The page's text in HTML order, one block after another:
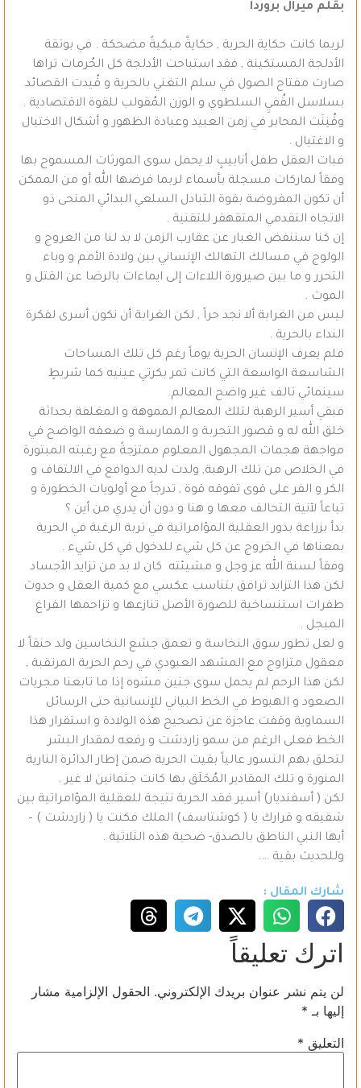
بقلم ميرآل بروردا
لربما كانت حكاية الحرية , حكايةً مبكيةً مضحكة . في بوتقة
الأدلجة المستكينة , فقد استباحت الأدلجة كل الحُرمات تراها
صارت مفتاح الصول في سلم التغني بالحرية و قُيدت القصائد
بسلاسل القُفيِ السلطوي و الوزن المُقولب للقوة الاقتصادية .
وقُنِنَت المحابر في زمن العبيد وعبادة الظهور و أشكال الاختيال
و الاغتيال .
فبات العقل طفل أنابيبٍ لا يحمل سوى المورثات المسموح بها
وفقاً لماركات مسجلة بأسماء لربما فرضها الله أو من الممكن
أن تكون المفروضة بقوة التبادل السلعي البدائي المنحى ذو
الاتجاه التقدمي المتقهقر للتقنية .
إن كنا سننفض الغبار عن عقارب الزمن لا بد لنا من العروج و
الولوج في مسالك التهالك الإنساني بين ولادة الأمم و وباء
التحرر و ما بين صيرورة اللاءات إلى ايماءات بالرضا عن القتل و
الموت .
ليس من الغرابة ألا نجد حراً , لكن الغرابة أن نكون أسرى لفكرة
النداء بالحرية .
فلم يعرف الإنسان الحرية يوماً رغم كل تلك المساحات
الشاسعة الواسعة التي كانت تمر بكرتي عينيه كما شريطٍ
سينمائي تالف غير واضح المعالم.
فبقي أسير الرهبة لتلك المعالم المموهة و المغلفة بحداثة
خلق الله له و قصور التجربة و الممارسة و ضعفه الواضح في
مواجهة هجمات المجهول المعلوم ممتزجةً مع رغبته المبتورة
في الخلاص من تلك الرهبة, ولدت لديه الدوافع في الالتفاف و
الكر و الفر على قوى تفوقه قوة , تدرجاً مع أولويات الخطورة و
تباعاً لآنية التحالف معها و هنا و دون أن يدري من أين ؟
بدأ بزراعة بذور العقلية المؤامراتية في تربة الرغبة في الحرية
بمعناها في الخروج عن كل شيء للدخول في كل شيء .
وفقاً لسنة الله عز وجل و مشيئته كان لا بد من تزايد الأجساد
لكن هذا التزايد ترافق بتناسب عكسي مع كمية العقل و حدوث
طفرات استنساخية للصورة الأصل تنازعها و تزاحمها الفراغ
المبجل .
و لعل تطور سوق النخاسة و تعمق جشع النخاسين ولد حنقاً لا
معقول متزاوج مع المشهد العبودي في رحم الحرية المرتقبة ,
لكن هذا الرحم لم يحمل سوى جنين مشوه إذا ما تابعنا مجريات
الصعود و الهبوط في الخط البياني للإنسانية حتى الرسائل
السماوية وقفت عاجزة عن تصحيح هذه الولادة و استقرار هذا
الخط فعلى الرغم من سمو زاردشت و رفعه لمقدار البشر
لتحلق بهم النسور عالياً بقيت الحرية ضمن إطار الدائرة النارية
المنورة و تلك المقادير المُحَلَق بها كانت جثمانين لا غير .
لكن ( أسفنديار) أسير فقد الحرية نتيجة للعقلية المؤامراتية بين
شقيقه و قرارك يا ( كوشتاسف) الملك فكنت يا ( زاردشت ) –
أيها النبي الناطق بالصدق- ضحية هذه الثلاثية .
وللحديث بقية ….
شارك المقال :
اترك تعليقاً
لن يتم نشر عنوان بريدك الإلكتروني. الحقول الإلزامية مشار
إليها بـ *
التعليق *